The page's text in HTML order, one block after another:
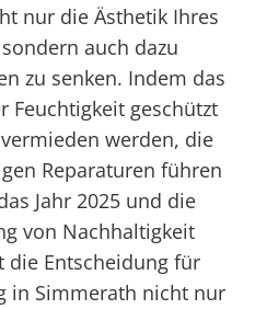
nur die Ästhetik Ihres
auch dazu
zu senken. Indem das
Feuchtigkeit geschützt
werden, die
Reparaturen führen
Jahr 2025 und die
von Nachhaltigkeit
die Entscheidung für
in Simmerath nicht nur